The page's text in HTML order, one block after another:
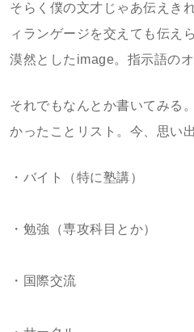
そらく僕の文才じゃあ伝えき
ィランゲージを交えても伝え
漠然としたimage。指示語の
それでもなんとか書いてみる
かったことリスト。今、思い
・バイト（特に塾講）
・勉強（専攻科目とか）
・国際交流